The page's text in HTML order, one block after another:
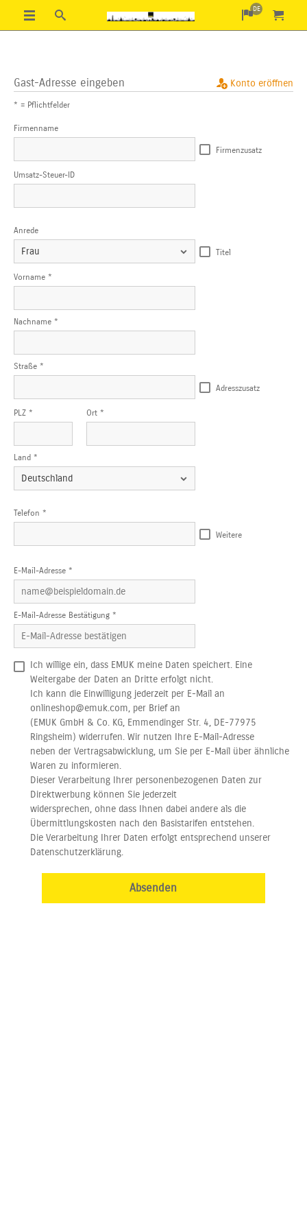
DE
Gast-Adresse eingeben Konto eröffnen
* = Pflichtfelder
Firmenname
Firmenzusatz
Umsatz-Steuer-ID
Anrede
Titel
Vorname *
Nachname *
Straße *
Adresszusatz
PLZ * Ort *
Land *
Telefon *
Weitere
E-Mail-Adresse *
E-Mail-Adresse Bestätigung *
Ich willige ein, dass EMUK meine Daten speichert. Eine
Weitergabe der Daten an Dritte erfolgt nicht.
Ich kann die Einwilligung jederzeit per E-Mail an
onlineshop@emuk.com, per Brief an
(EMUK GmbH & Co. KG, Emmendinger Str. 4, DE-77975
Ringsheim) widerrufen. Wir nutzen Ihre E-Mail-Adresse
neben der Vertragsabwicklung, um Sie per E-Mail über ähnliche
Waren zu informieren.
Dieser Verarbeitung Ihrer personenbezogenen Daten zur
Direktwerbung können Sie jederzeit
widersprechen, ohne dass Ihnen dabei andere als die
Übermittlungskosten nach den Basistarifen entstehen.
Die Verarbeitung Ihrer Daten erfolgt entsprechend unserer
Datenschutzerklärung.
Absenden